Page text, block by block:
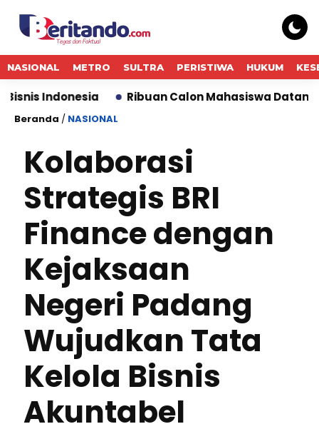
NASIONAL METRO SULTRA PERISTIWA HUKUM
Ribuan Calon Mahasiswa Datangi & Daftar
Beranda / NASIONAL
Kolaborasi
Strategis BRI
Finance dengan
Kejaksaan
Negeri Padang
Wujudkan Tata
Kelola Bisnis
Akuntabel